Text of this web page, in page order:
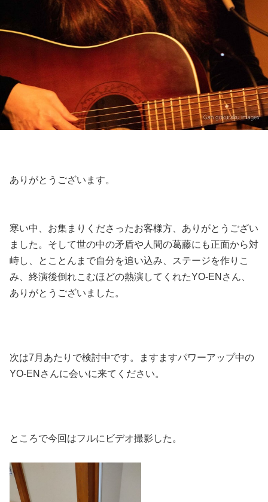
ありがとうございます。
寒い中、お集まりくださったお客様方、ありがとうござい
ました。そして世の中の矛盾や人間の葛藤にも正面から対
峙し、とことんまで自分を追い込み、ステージを作りこ
み、終演後倒れこむほどの熱演してくれたYO-ENさん、
ありがとうございました。
次は7月あたりで検討中です。ますますパワーアップ中の
YO-ENさんに会いに来てください。
ところで今回はフルにビデオ撮影した。